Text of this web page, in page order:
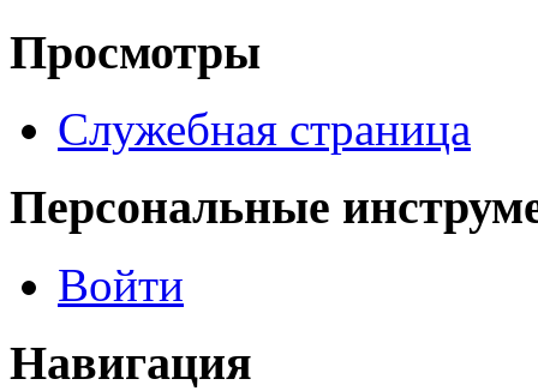
Просмотры
Служебная страница
Персональные
Войти
Навигация